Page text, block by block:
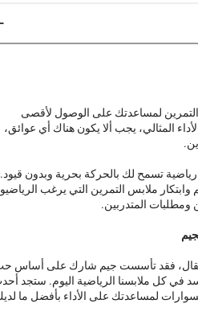
لمساعدتك على الوصول لأقصى
المثالي، يجب ألا يكون هناك أي عوائق،
تسمح لك بالحركة بحرية وبدون قيود.
بتصميم وابتكار ملابس التمرين التي يرغب
ومطلبات المتدربين.
فقد تأسست جيم شارك على أساس
في كل ملابسنا الرياضية اليوم. ستجد
لمساعدتك على الأداء بأفضل ما